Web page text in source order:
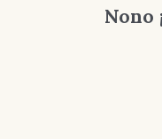
Nono